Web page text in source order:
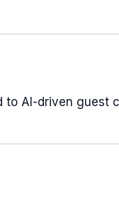
to AI-driven guest